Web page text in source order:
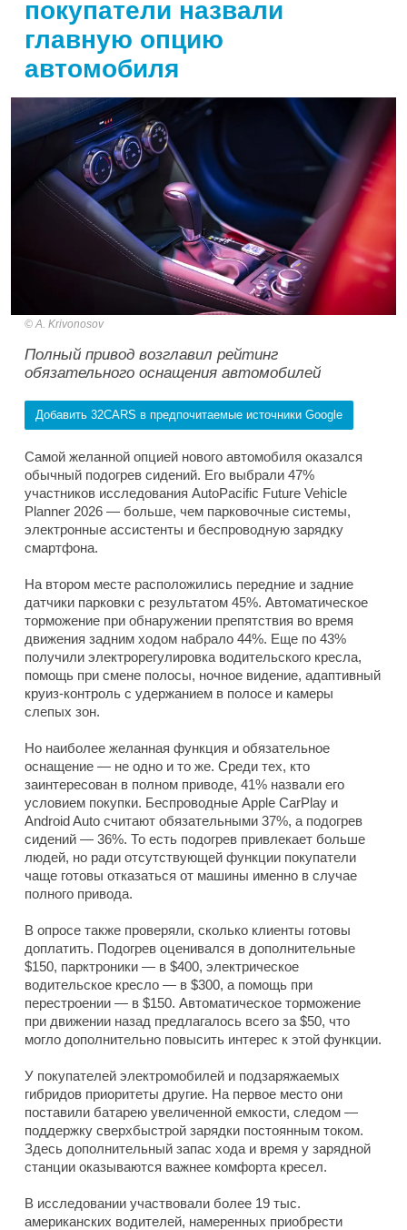
покупатели назвали
главную опцию
автомобиля
A. Krivonosov
Полный привод возглавил рейтинг
обязательного оснащения автомобилей
Добавить 32CARS в предпочитаемые источники Google
Самой желанной опцией нового автомобиля оказался
обычный подогрев сидений. Его выбрали 47%
участников исследования AutoPacific Future Vehicle
Planner 2026 — больше, чем парковочные системы,
электронные ассистенты и беспроводную зарядку
смартфона.
На втором месте расположились передние и задние
датчики парковки с результатом 45%. Автоматическое
торможение при обнаружении препятствия во время
движения задним ходом набрало 44%. Еще по 43%
получили электрорегулировка водительского кресла,
помощь при смене полосы, ночное видение, адаптивный
круиз-контроль с удержанием в полосе и камеры
слепых зон.
Но наиболее желанная функция и обязательное
оснащение — не одно и то же. Среди тех, кто
заинтересован в полном приводе, 41% назвали его
условием покупки. Беспроводные Apple CarPlay и
Android Auto считают обязательными 37%, а подогрев
сидений — 36%. То есть подогрев привлекает больше
людей, но ради отсутствующей функции покупатели
чаще готовы отказаться от машины именно в случае
полного привода.
В опросе также проверяли, сколько клиенты готовы
доплатить. Подогрев оценивался в дополнительные
$150, парктроники — в $400, электрическое
водительское кресло — в $300, а помощь при
перестроении — в $150. Автоматическое торможение
при движении назад предлагалось всего за $50, что
могло дополнительно повысить интерес к этой функции.
У покупателей электромобилей и подзаряжаемых
гибридов приоритеты другие. На первое место они
поставили батарею увеличенной емкости, следом —
поддержку сверхбыстрой зарядки постоянным током.
Здесь дополнительный запас хода и время у зарядной
станции оказываются важнее комфорта кресел.
В исследовании участвовали более 19 тыс.
американских водителей, намеренных приобрести